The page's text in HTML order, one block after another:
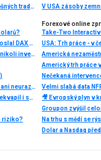
Jak obchodují profíci: Fibonacci trading - systém úspěšných traderů
V USA zásoby
Analýza DAX, Nasdaq, EUR/USD: Zlepšený sentiment poslal DAX na nová maxima
Praktické okénko: Bitcoin aktuálně jako spekulativní, nikoli investiční aktivum
Akciová analýza: Výsledky McDonald’s nepotěšily, ale ani neurazily. Jakou vizi společnost prezentovala?
Akcie Microsoftu zlomily 26 let starý rekord. Důvod překvapil i samotné investory
riziko?
Forexové online
Americká
Americký trh práce
Nečekaná
Velmi slabá data
🎥 Evropský plyn v
Dolar a Nasdaq